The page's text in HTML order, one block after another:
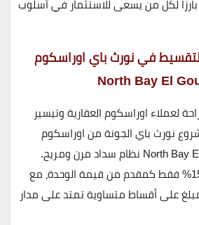
بارزًا لكل من يسعى للاستثمار في أسلوب
في نورث باي اوراسكوم
North Bay El
لعملاء اوراسكوم العقارية وتيسير
نورث باي الجونة من اوراسكوم
North Bay نظام سداد مرن ومريح.
كمقدم من قيمة الوحدة، مع
على أقساط متساوية تمتد على مدار